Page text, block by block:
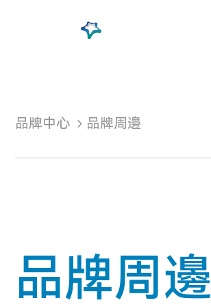
品牌中心 品牌周邊
品牌周邊